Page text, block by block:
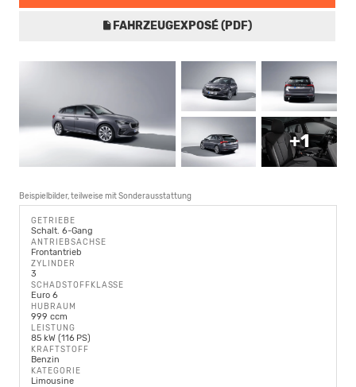
FAHRZEUGEXPOSÉ (PDF)
+1
Beispielbilder, teilweise mit Sonderausstattung
GETRIEBE
Schalt. 6-Gang
ANTRIEBSACHSE
Frontantrieb
ZYLINDER
3
SCHADSTOFFKLASSE
Euro 6
HUBRAUM
999 ccm
LEISTUNG
85 kW (116 PS)
KRAFTSTOFF
Benzin
KATEGORIE
Limousine